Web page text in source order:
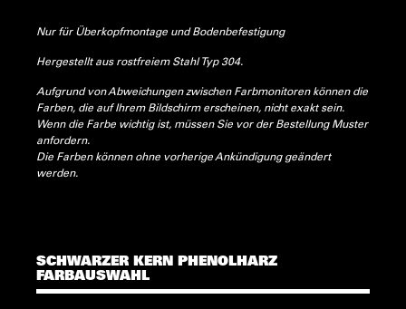
Nur für Überkopfmontage und Bodenbefestigung
Hergestellt aus rostfreiem Stahl Typ 304.
Aufgrund von Abweichungen zwischen Farbmonitoren können die
Farben, die auf Ihrem Bildschirm erscheinen, nicht exakt sein.
Wenn die Farbe wichtig ist, müssen Sie vor der Bestellung Muster
anfordern.
Die Farben können ohne vorherige Ankündigung geändert
werden.
SCHWARZER KERN PHENOLHARZ
FARBAUSWAHL